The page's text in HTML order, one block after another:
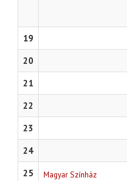
19
20
21
22
23
24
25
Magyar Színház